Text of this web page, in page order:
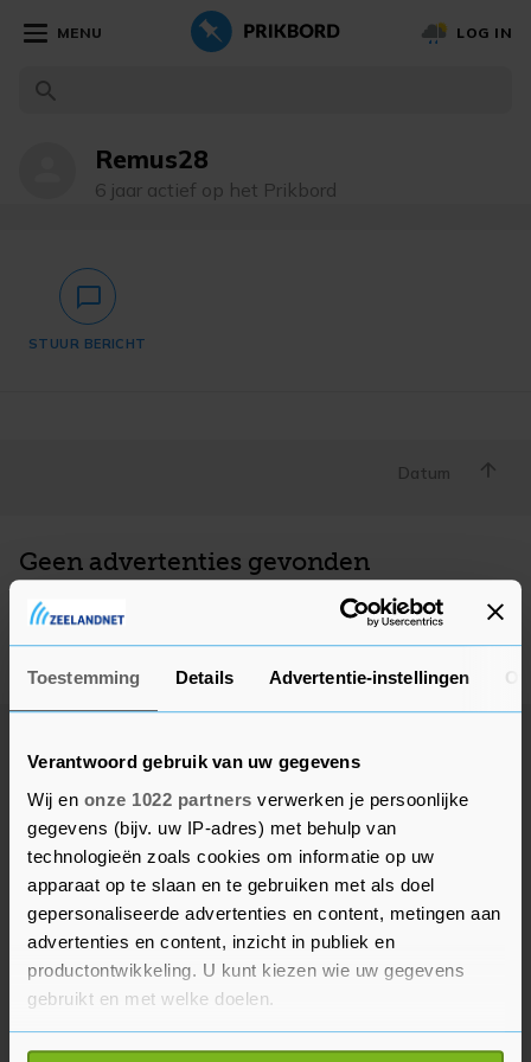
Toestemming Details Advertentie-instellingen
Verantwoord gebruik van uw gegevens
Wij en onze 1022 partners verwerken je persoonlijke
gegevens (bijv. uw IP-adres) met behulp van
technologieën zoals cookies om informatie op uw
apparaat op te slaan en te gebruiken met als doel
gepersonaliseerde advertenties en content, metingen aan
advertenties en content, inzicht in publiek en
productontwikkeling. U kunt kiezen wie uw gegevens
gebruikt en met welke doelen.
Als u het toestaat, willen we ook graag:
MENU LOG IN
Remus28
6 jaar actief op het Prikbord
chat_bubble_outlined
STUUR BERICHT
Datum
Geen advertenties gevonden
Deze adverteerder heeft op dit moment geen actieve
advertenties, kom later nog eens terug.